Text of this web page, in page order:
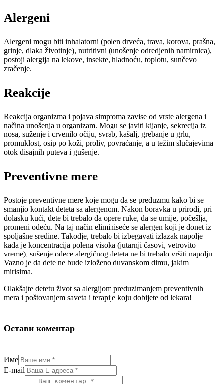
Alergeni
Alergeni mogu biti inhalatorni (polen drveća, trava, korova, prašna,
grinje, dlaka životinje), nutritivni (unošenje odredjenih namirnica),
postoji alergija na lekove, insekte, hladnoću, toplotu, sunčevo
zračenje.
Reakcije
Reakcija organizma i pojava simptoma zavise od vrste alergena i
načina unošenja u organizam. Mogu se javiti kijanje, sekrecija iz
nosa, suženje i crvenilo očiju, svrab, kašalj, grebanje u grlu,
promuklost, osip po koži, proliv, povraćanje, a u težim slučajevima
otok disajnih puteva i gušenje.
Preventivne mere
Postoje preventivne mere koje mogu da se preduzmu kako bi se
smanjio kontakt deteta sa alergenom. Nakon boravka u prirodi, pri
dolasku kući, dete bi trebalo da opere ruke, da se umije, počešlja,
promeni odeću. Na taj način eliminiseće se alergen koji je donet iz
spoljašne sredine. Takodje, trebalo bi izbegavati izlazak napolje
kada je koncentracija polena visoka (jutarnji časovi, vetrovito
vreme), sušenje odece alergičnog deteta ne bi trebalo vršiti napolju.
Vazno je da dete ne bude izloženo duvanskom dimu, jakim
mirisima.
Olakšajte detetu život sa alergijom preduzimanjem preventivnih
mera i poštovanjem saveta i terapije koju dobijete od lekara!
Остави коментар
Име
E-mail